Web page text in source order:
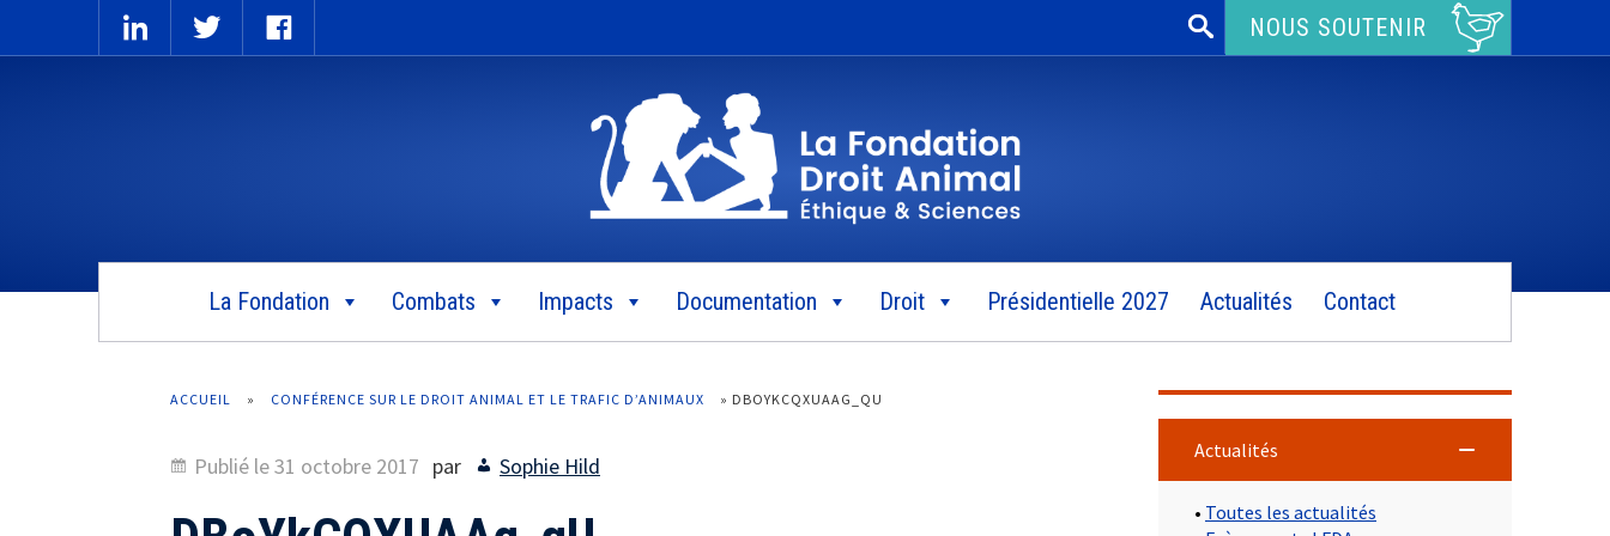
Rechercher :NOUS SOUTENIR
La Fondation Combats Impacts Documentation Droit Présidentielle 2027 Actualités Contact
ACCUEIL » CONFÉRENCE SUR LE DROIT ANIMAL ET LE TRAFIC D’ANIMAUX » DBOYKCQXUAAG_QU
Publié le31 octobre 2017 par Sophie Hild
Actualités
• Toutes les actualités